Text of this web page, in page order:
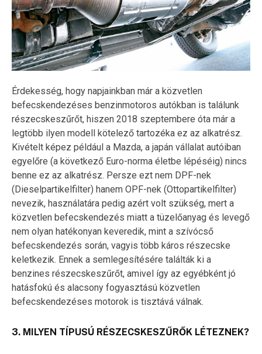
Érdekesség, hogy napjainkban már a közvetlen
befecskendezéses benzinmotoros autókban is találunk
részecskeszűrőt, hiszen 2018 szeptembere óta már a
legtöbb ilyen modell kötelező tartozéka ez az alkatrész.
Kivételt képez például a Mazda, a japán vállalat autóiban
egyelőre (a következő Euro-norma életbe lépéséig) nincs
benne ez az alkatrész. Persze ezt nem DPF-nek
(Dieselpartikelfilter) hanem OPF-nek (Ottopartikelfilter)
nevezik, használatára pedig azért volt szükség, mert a
közvetlen befecskendezés miatt a tüzelőanyag és levegő
nem olyan hatékonyan keveredik, mint a szívócső
befecskendezés során, vagyis több káros részecske
keletkezik. Ennek a semlegesítésére találták ki a
benzines részecskeszűrőt, amivel így az egyébként jó
hatásfokú és alacsony fogyasztású közvetlen
befecskendezéses motorok is tisztává válnak.
3. MILYEN TÍPUSÚ RÉSZECSKESZŰRŐK LÉTEZNEK?